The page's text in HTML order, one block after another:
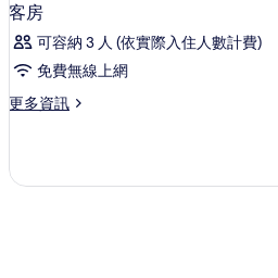
客房
可容納 3 人 (依實際入住人數計費)
免費無線上網
更多資訊
更
的